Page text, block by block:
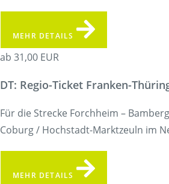
MEHR DETAILS
ab 31,00 EUR
DT: Regio-Ticket Franken-
Für die Strecke Forchheim –
Coburg / Hochstadt-Marktzeuln im
MEHR DETAILS